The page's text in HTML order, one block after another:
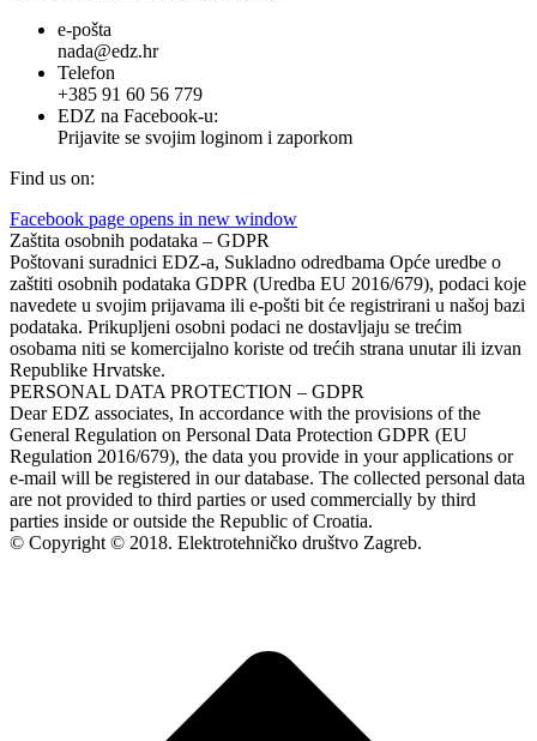
e-pošta
nada@edz.hr
Telefon
+385 91 60 56 779
EDZ na Facebook-u:
Prijavite se svojim loginom i zaporkom
Find us on:
Facebook page opens in new window
Zaštita osobnih podataka – GDPR
Poštovani suradnici EDZ-a, Sukladno odredbama Opće uredbe o
zaštiti osobnih podataka GDPR (Uredba EU 2016/679), podaci koje
navedete u svojim prijavama ili e-pošti bit će registrirani u našoj bazi
podataka. Prikupljeni osobni podaci ne dostavljaju se trećim
osobama niti se komercijalno koriste od trećih strana unutar ili izvan
Republike Hrvatske.
PERSONAL DATA PROTECTION – GDPR
Dear EDZ associates, In accordance with the provisions of the
General Regulation on Personal Data Protection GDPR (EU
Regulation 2016/679), the data you provide in your applications or
e-mail will be registered in our database. The collected personal data
are not provided to third parties or used commercially by third
parties inside or outside the Republic of Croatia.
© Copyright © 2018. Elektrotehničko društvo Zagreb.